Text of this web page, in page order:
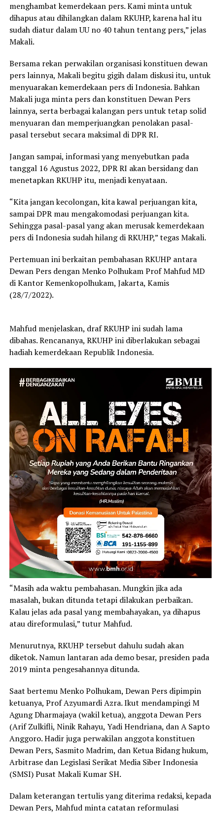
menghambat kemerdekaan pers. Kami minta untuk
dihapus atau dihilangkan dalam RKUHP, karena hal itu
sudah diatur dalam UU no 40 tahun tentang pers,” jelas
Makali.
Bersama rekan perwakilan organisasi konstituen dewan
pers lainnya, Makali begitu gigih dalam diskusi itu, untuk
menyuarakan kemerdekaan pers di Indonesia. Bahkan
Makali juga minta pers dan konstituen Dewan Pers
lainnya, serta berbagai kalangan pers untuk tetap solid
menyuaran dan memperjuangkan penolakan pasal-
pasal tersebut secara maksimal di DPR RI.
Jangan sampai, informasi yang menyebutkan pada
tanggal 16 Agustus 2022, DPR RI akan bersidang dan
menetapkan RKUHP itu, menjadi kenyataan.
“Kita jangan kecolongan, kita kawal perjuangan kita,
sampai DPR mau mengakomodasi perjuangan kita.
Sehingga pasal-pasal yang akan merusak kemerdekaan
pers di Indonesia sudah hilang di RKUHP,” tegas Makali.
Pertemuan ini berkaitan pembahasan RKUHP antara
Dewan Pers dengan Menko Polhukam Prof Mahfud MD
di Kantor Kemenkopolhukam, Jakarta, Kamis
(28/7/2022).
Mahfud menjelaskan, draf RKUHP ini sudah lama
dibahas. Rencananya, RKUHP ini diberlakukan sebagai
hadiah kemerdekaan Republik Indonesia.
“Masih ada waktu pembahasan. Mungkin jika ada
masalah, bukan ditunda tetapi dilakukan perbaikan.
Kalau jelas ada pasal yang membahayakan, ya dihapus
atau direformulasi,” tutur Mahfud.
Menurutnya, RKUHP tersebut dahulu sudah akan
diketok. Namun lantaran ada demo besar, presiden pada
2019 minta pengesahannya ditunda.
Saat bertemu Menko Polhukam, Dewan Pers dipimpin
ketuanya, Prof Azyumardi Azra. Ikut mendampingi M
Agung Dharmajaya (wakil ketua), anggota Dewan Pers
(Arif Zulkifli, Ninik Rahayu, Yadi Hendriana, dan A Sapto
Anggoro. Hadir juga perwakilan anggota konstituen
Dewan Pers, Sasmito Madrim, dan Ketua Bidang hukum,
Arbitrase dan Legislasi Serikat Media Siber Indonesia
(SMSI) Pusat Makali Kumar SH.
Dalam keterangan tertulis yang diterima redaksi, kepada
Dewan Pers, Mahfud minta catatan reformulasi